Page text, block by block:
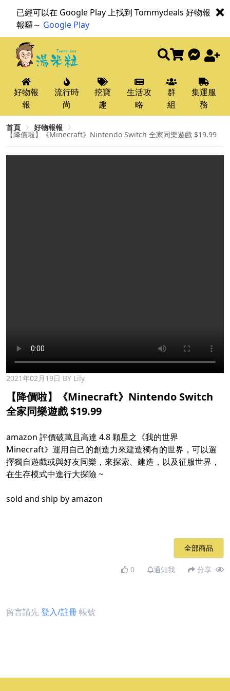
已經可以在 Google Play 上找到 Tommydeals 好物報
報囉～ Google Play
好物報
報
流行時
尚
挖寶
趣
生活攻
略
群
組
集運服
務
首頁 好物報報
【降價啦】《Minecraft》Nintendo Switch 全家同樂遊戲 $19.99​
2021年02月19日 BY Lily
【降價啦】《Minecraft》Nintendo Switch
全家同樂遊戲 $19.99​
amazon 評價破萬且高達 4.8 顆星之《我的世界
Minecraft》運用自己的創造力來建造獨有的世界，可以選
擇獨自遊戲或與好友同樂，來探索、建造，以及征服世界，
在生存模式中進行大探險 ~​
sold and ship by amazon
全部商品
0 通知我 分享
留言請先登入/註冊帳號